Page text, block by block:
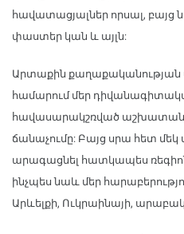
հավատացյալներ որսալ,
փաստեր կան և այլն:
Արտաքին քաղաքականության
համարում մեր
հավասարակշռված
ճանաչումը: Բայց սրա հետ մեկ
արագացնել հատկապես
ինչպես նաև մեր
Արևելքի, Ուկրաինայի,